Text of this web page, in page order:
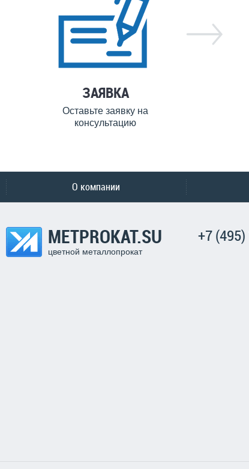
ЗАЯВКА
Оставьте заявку на
консультацию
О компании
METPROKAT.SU
цветной металлопрокат
+7 (495)